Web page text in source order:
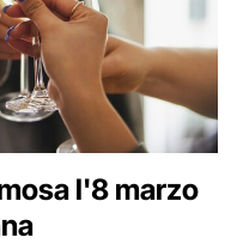
l'8 marzo